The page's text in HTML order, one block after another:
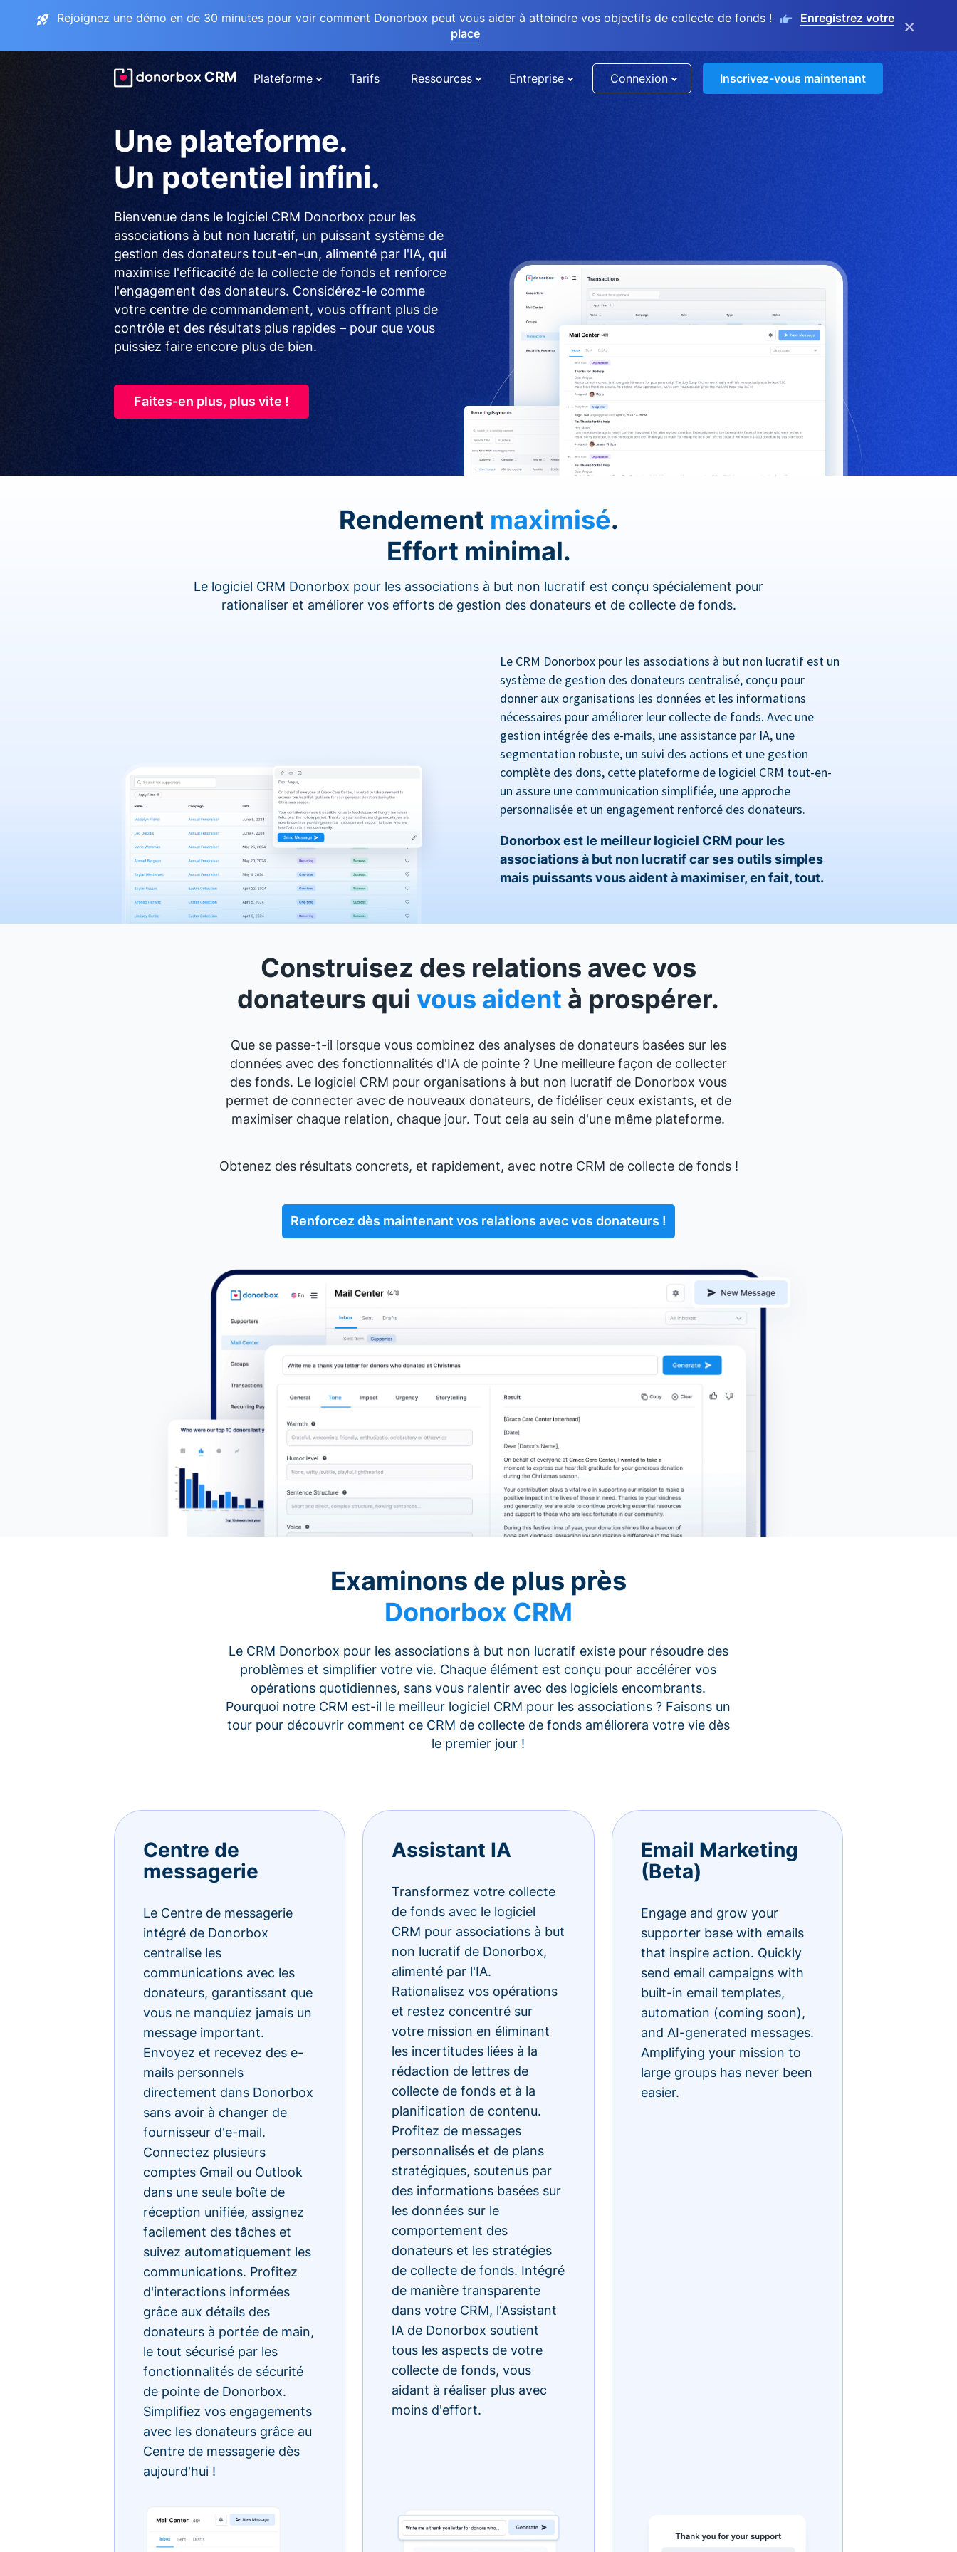
Rejoignez une démo en de 30 minutes pour voir comment Donorbox peut vous aider à atteindre vos objectifs de collecte de fonds !
Enregistrez votre
place
×
Plateforme Tarifs Ressources Entreprise Connexion Inscrivez-vous maintenant
Une plateforme.
Un potentiel infini.
Bienvenue dans le logiciel CRM Donorbox pour les
associations à but non lucratif, un puissant système de
gestion des donateurs tout-en-un, alimenté par l'IA, qui
maximise l'efficacité de la collecte de fonds et renforce
l'engagement des donateurs. Considérez-le comme
votre centre de commandement, vous offrant plus de
contrôle et des résultats plus rapides – pour que vous
puissiez faire encore plus de bien.
Faites-en plus, plus vite !
Rendement maximisé.
Effort minimal.
Le logiciel CRM Donorbox pour les associations à but non lucratif est conçu spécialement pour
rationaliser et améliorer vos efforts de gestion des donateurs et de collecte de fonds.
Le CRM Donorbox pour les associations à but non lucratif est un
système de gestion des donateurs centralisé, conçu pour
donner aux organisations les données et les informations
nécessaires pour améliorer leur collecte de fonds. Avec une
gestion intégrée des e-mails, une assistance par IA, une
segmentation robuste, un suivi des actions et une gestion
complète des dons, cette plateforme de logiciel CRM tout-en-
un assure une communication simplifiée, une approche
personnalisée et un engagement renforcé des donateurs.
Donorbox est le meilleur logiciel CRM pour les
associations à but non lucratif car ses outils simples
mais puissants vous aident à maximiser, en fait, tout.
Construisez des relations avec vos
donateurs quivous aident à prospérer.
Que se passe-t-il lorsque vous combinez des analyses de donateurs basées sur les
données avec des fonctionnalités d'IA de pointe ? Une meilleure façon de collecter
des fonds. Le logiciel CRM pour organisations à but non lucratif de Donorbox vous
permet de connecter avec de nouveaux donateurs, de fidéliser ceux existants, et de
maximiser chaque relation, chaque jour. Tout cela au sein d'une même plateforme.
Obtenez des résultats concrets, et rapidement, avec notre CRM de collecte de fonds !
Renforcez dès maintenant vos relations avec vos donateurs !
Examinons de plus près
Donorbox CRM
Le CRM Donorbox pour les associations à but non lucratif existe pour résoudre des
problèmes et simplifier votre vie. Chaque élément est conçu pour accélérer vos
opérations quotidiennes, sans vous ralentir avec des logiciels encombrants.
Pourquoi notre CRM est-il le meilleur logiciel CRM pour les associations ? Faisons un
tour pour découvrir comment ce CRM de collecte de fonds améliorera votre vie dès
le premier jour !
Centre de
messagerie
Le Centre de messagerie
intégré de Donorbox
centralise les
communications avec les
donateurs, garantissant que
vous ne manquiez jamais un
message important.
Envoyez et recevez des e-
mails personnels
directement dans Donorbox
sans avoir à changer de
fournisseur d'e-mail.
Connectez plusieurs
comptes Gmail ou Outlook
dans une seule boîte de
réception unifiée, assignez
facilement des tâches et
suivez automatiquement les
communications. Profitez
d'interactions informées
grâce aux détails des
donateurs à portée de main,
le tout sécurisé par les
fonctionnalités de sécurité
de pointe de Donorbox.
Simplifiez vos engagements
avec les donateurs grâce au
Centre de messagerie dès
aujourd'hui !
Assistant IA
Transformez votre collecte
de fonds avec le logiciel
CRM pour associations à but
non lucratif de Donorbox,
alimenté par l'IA.
Rationalisez vos opérations
et restez concentré sur
votre mission en éliminant
les incertitudes liées à la
rédaction de lettres de
collecte de fonds et à la
planification de contenu.
Profitez de messages
personnalisés et de plans
stratégiques, soutenus par
des informations basées sur
les données sur le
comportement des
donateurs et les stratégies
de collecte de fonds. Intégré
de manière transparente
dans votre CRM, l'Assistant
IA de Donorbox soutient
tous les aspects de votre
collecte de fonds, vous
aidant à réaliser plus avec
moins d'effort.
Email Marketing
(Beta)
Engage and grow your
supporter base with emails
that inspire action. Quickly
send email campaigns with
built-in email templates,
automation (coming soon),
and AI-generated messages.
Amplifying your mission to
large groups has never been
easier.